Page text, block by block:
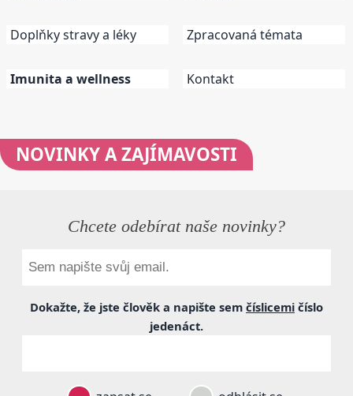
Doplňky stravy a léky
Imunita a wellness
Zpracovaná témata
Kontakt
NOVINKYA ZAJÍMAVOSTI
Chcete odebírat naše novinky?
Dokažte, že jste člověk a napište sem číslicemi číslo
jedenáct.